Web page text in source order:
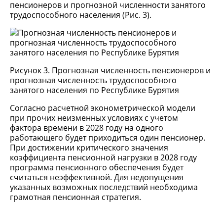
пенсионеров и прогнозной численности занятого
трудоспособного населения (Рис. 3).
Рисунок 3. Прогнозная численность пенсионеров и
прогнозная численность трудоспособного
занятого населения по Республике Бурятия
Согласно расчетной эконометрической модели
при прочих неизменных условиях с учетом
фактора времени в 2028 году на одного
работающего будет приходиться один пенсионер.
При достижении критического значения
коэффициента пенсионной нагрузки в 2028 году
программа пенсионного обеспечения будет
считаться неэффективной. Для недопущения
указанных возможных последствий необходима
грамотная пенсионная стратегия.